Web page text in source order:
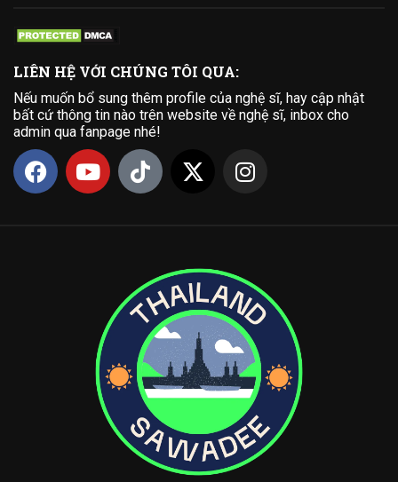
LIÊN HỆ VỚI CHÚNG TÔI QUA:
Nếu muốn bổ sung thêm profile của nghệ sĩ, hay cập nhật
bất cứ thông tin nào trên website về nghệ sĩ, inbox cho
admin qua fanpage nhé!